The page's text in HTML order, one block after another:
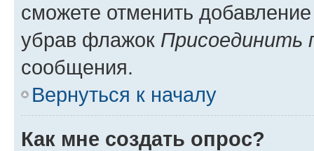
сможете отменить
убрав флажок Присоединить
сообщения.
Вернуться к началу
Как мне создать опрос?